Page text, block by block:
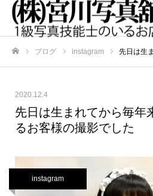
ブログ instagram 先日は生まれて
2020.12.4
先日は生まれてから毎年
るお客様の撮影でした
instagram